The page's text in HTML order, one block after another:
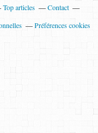
Top articles
Contact
Préférences cookies